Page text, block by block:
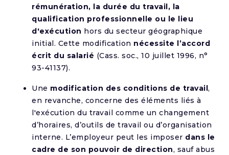
rémunération, la durée du travail, la
qualification professionnelle ou le lieu
d'exécution hors du secteur géographique
initial. Cette modification nécessite l’accord
écrit du salarié (Cass. soc., 10 juillet 1996, n°
93-41137).
Une modification des conditions de travail,
en revanche, concerne des éléments liés à
l'exécution du travail comme un changement
d’horaires, d’outils de travail ou d’organisation
interne. L’employeur peut les imposer dans le
cadre de son pouvoir de direction, sauf abus